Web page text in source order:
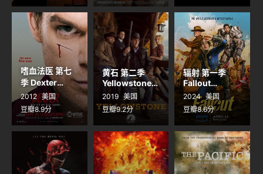
Season 1
嗜血法医 第七
季 Dexter
Season 7
2012 美国
豆瓣8.9分
黄石 第二季
Yellowstone
Season 2
2019 美国
豆瓣9.2分
辐射 第一季
Fallout
Season 1
2024 美国
豆瓣8.6分